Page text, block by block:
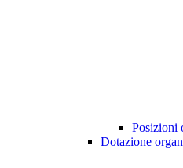
Posizioni
Dotazione